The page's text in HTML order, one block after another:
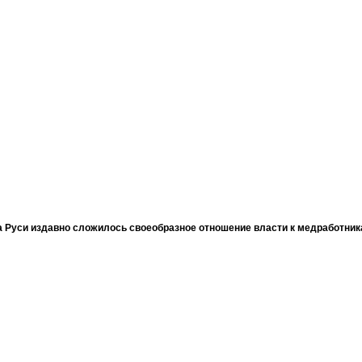
Руси издавно сложилось своеобразное отношение власти к